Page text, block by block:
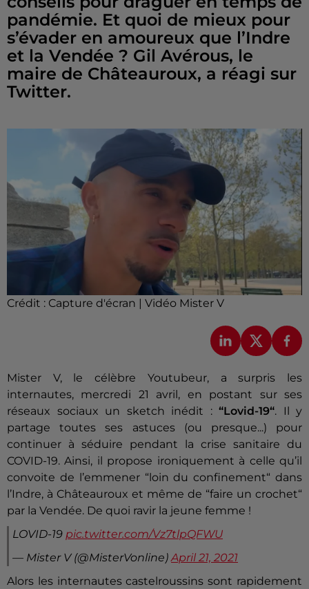
pandémie. Et quoi de mieux pour
s’évader en amoureux que l’Indre
et la Vendée ? Gil Avérous, le
maire de Châteauroux, a réagi sur
Twitter.
Crédit : Capture d'écran | Vidéo Mister V
Mister V, le célèbre Youtubeur, a surpris les
internautes, mercredi 21 avril, en postant sur ses
réseaux sociaux un sketch inédit : “Lovid-19“. Il y
partage toutes ses astuces (ou presque...) pour
continuer à séduire pendant la crise sanitaire du
COVID-19. Ainsi, il propose ironiquement à celle qu’il
convoite de l’emmener “loin du confinement“ dans
l’Indre, à Châteauroux et même de “faire un crochet“
par la Vendée. De quoi ravir la jeune femme !
LOVID-19 pic.twitter.com/Vz7tlpQFWU
— Mister V (@MisterVonline)April 21, 2021
Alors les internautes castelroussins sont rapidement